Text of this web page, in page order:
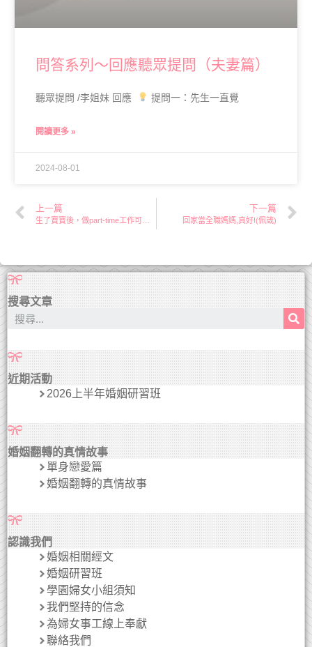
問答系列～回應聽眾提問（夫妻篇）
聽眾提問 /李姐妹 回應 提問一：先生一直覺
閱讀更多 »
2024-08-01
上一篇 下一篇
回家當全職媽媽,真好!(佩箴)
搜尋文章
近期活動
2026上半年婚姻研習班
婚姻翻轉的真情故事
單身戀愛篇
婚姻翻轉的真情故事
認識我們
婚姻相關經文
婚姻研習班
學園婦女小組須知
我們堅持的信念
為婦女事工線上奉獻
聯絡我們